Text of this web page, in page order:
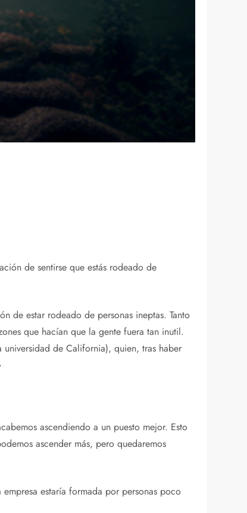
de sentirse que estás rodeado de
de estar rodeado de personas ineptas. Tanto
que hacían que la gente fuera tan inutil.
de California), quien, tras haber
ascendiendo a un puesto mejor. Esto
ascender más, pero quedaremos
estaría formada por personas poco